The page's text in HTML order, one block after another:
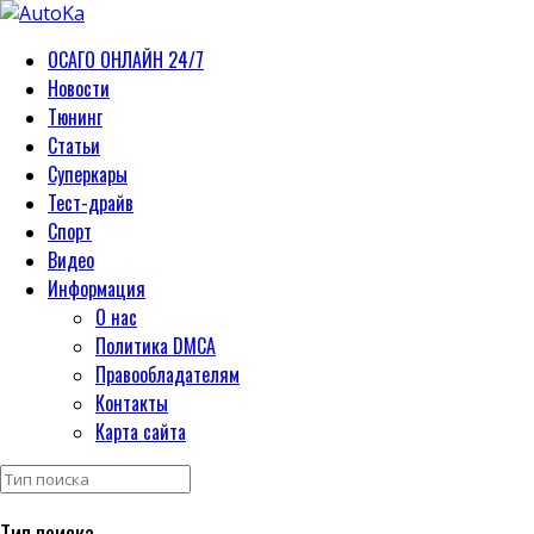
ОСАГО ОНЛАЙН 24/7
Новости
Тюнинг
Статьи
Суперкары
Тест-драйв
Спорт
Видео
Информация
О нас
Политика DMCA
Правообладателям
Контакты
Карта сайта